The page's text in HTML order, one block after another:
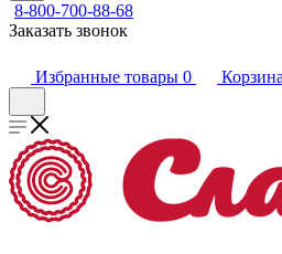
8-800-700-88-68
Заказать звонок
Избранные товары 0 Корзина